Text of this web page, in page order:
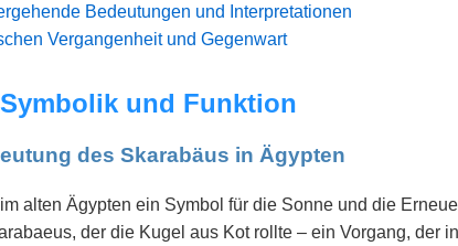
Bedeutungen und Interpretationen
Vergangenheit und Gegenwart
und Funktion
des Skarabäus in Ägypten
alten Ägypten ein Symbol für die Sonne und die
der die Kugel aus Kot rollte – ein Vorgang, der